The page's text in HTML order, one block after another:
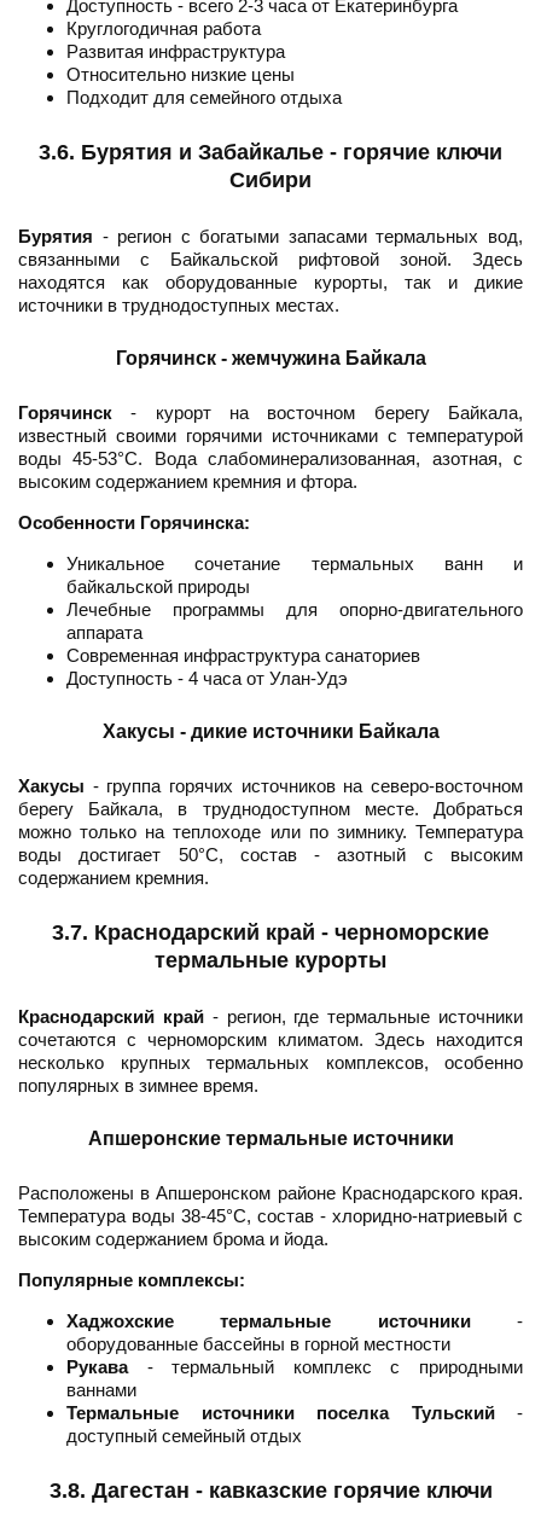
Доступность - всего 2-3 часа от Екатеринбурга
Круглогодичная работа
Развитая инфраструктура
Относительно низкие цены
Подходит для семейного отдыха
3.6. Бурятия и Забайкалье - горячие ключи
Сибири
Бурятия - регион с богатыми запасами термальных вод,
связанными с Байкальской рифтовой зоной. Здесь
находятся как оборудованные курорты, так и дикие
источники в труднодоступных местах.
Горячинск - жемчужина Байкала
Горячинск - курорт на восточном берегу Байкала,
известный своими горячими источниками с температурой
воды 45-53°C. Вода слабоминерализованная, азотная, с
высоким содержанием кремния и фтора.
Особенности Горячинска:
Уникальное сочетание термальных ванн и
байкальской природы
Лечебные программы для опорно-двигательного
аппарата
Современная инфраструктура санаториев
Доступность - 4 часа от Улан-Удэ
Хакусы - дикие источники Байкала
Хакусы - группа горячих источников на северо-восточном
берегу Байкала, в труднодоступном месте. Добраться
можно только на теплоходе или по зимнику. Температура
воды достигает 50°C, состав - азотный с высоким
содержанием кремния.
3.7. Краснодарский край - черноморские
термальные курорты
Краснодарский край- регион, где термальные источники
сочетаются с черноморским климатом. Здесь находится
несколько крупных термальных комплексов, особенно
популярных в зимнее время.
Апшеронские термальные источники
Расположены в Апшеронском районе Краснодарского края.
Температура воды 38-45°C, состав - хлоридно-натриевый с
высоким содержанием брома и йода.
Популярные комплексы:
Хаджохские термальные источники-
оборудованные бассейны в горной местности
Рукава- термальный комплекс с природными
ваннами
Термальные источники поселка Тульский-
доступный семейный отдых
3.8. Дагестан - кавказские горячие ключи